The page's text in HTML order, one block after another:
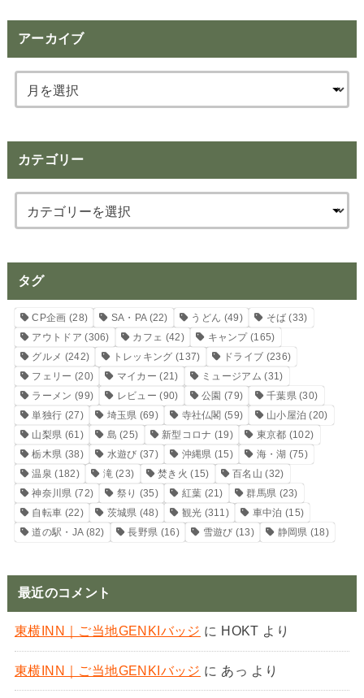
アーカイブ
カテゴリー
タグ
CP企画 (28) SA・PA(22) うどん (49) そば (33)
アウトドア (306) カフェ (42) キャンプ(165)
グルメ (242) トレッキング (137) ドライブ (236)
フェリー (20) マイカー (21) ミュージアム (31)
ラーメン (99) レビュー (90) 公園 (79) 千葉県 (30)
単独行 (27) 埼玉県 (69) 寺社仏閣 (59) 山小屋泊 (20)
山梨県 (61) 島 (25) 新型コロナ (19) 東京都 (102)
栃木県 (38) 水遊び (37) 沖縄県 (15) 海・湖 (75)
温泉 (182) 滝 (23) 焚き火 (15) 百名山 (32)
神奈川県 (72) 祭り (35) 紅葉 (21) 群馬県 (23)
自転車 (22) 茨城県 (48) 観光 (311) 車中泊 (15)
道の駅・JA(82) 長野県 (16) 雪遊び (13) 静岡県 (18)
最近のコメント
東横INN｜ご当地GENKIバッジ に HOKT より
東横INN｜ご当地GENKIバッジ に あっ より